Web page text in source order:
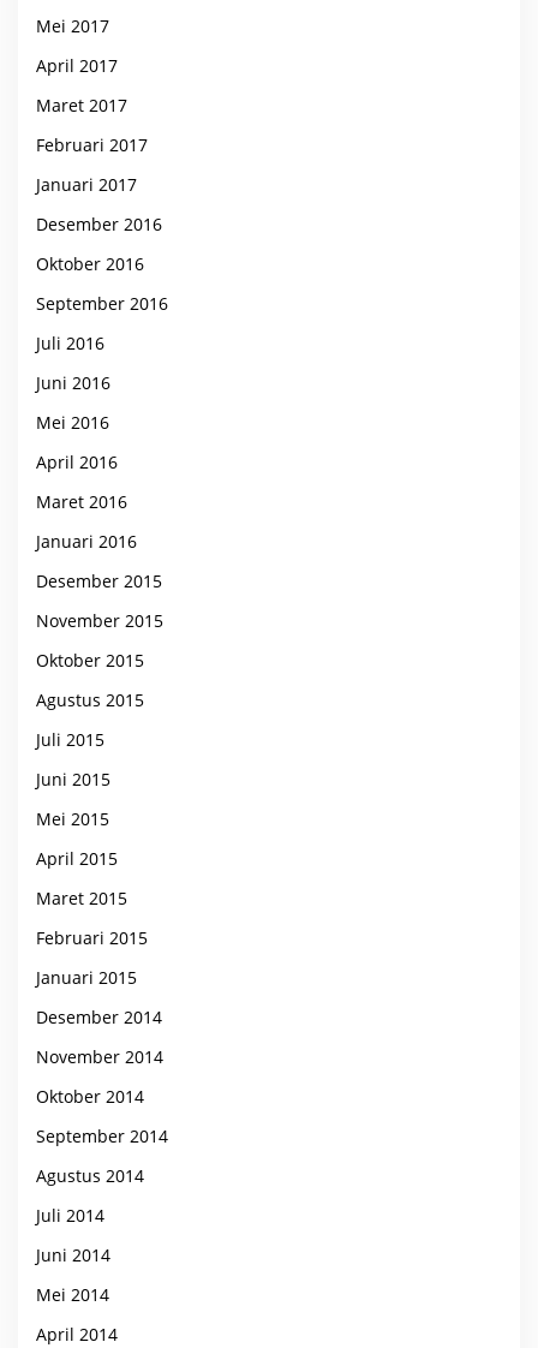
Mei 2017
April 2017
Maret 2017
Februari 2017
Januari 2017
Desember 2016
Oktober 2016
September 2016
Juli 2016
Juni 2016
Mei 2016
April 2016
Maret 2016
Januari 2016
Desember 2015
November 2015
Oktober 2015
Agustus 2015
Juli 2015
Juni 2015
Mei 2015
April 2015
Maret 2015
Februari 2015
Januari 2015
Desember 2014
November 2014
Oktober 2014
September 2014
Agustus 2014
Juli 2014
Juni 2014
Mei 2014
April 2014